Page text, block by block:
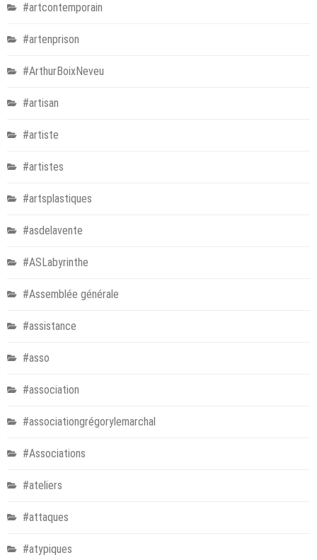
#artcontemporain
#artenprison
#ArthurBoixNeveu
#artisan
#artiste
#artistes
#artsplastiques
#asdelavente
#ASLabyrinthe
#Assemblée générale
#assistance
#asso
#association
#associationgrégorylemarchal
#Associations
#ateliers
#attaques
#atypiques